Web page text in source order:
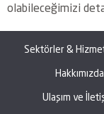
olabileceğimizi
Sektörler &
Hakkımızda
Ulaşım ve